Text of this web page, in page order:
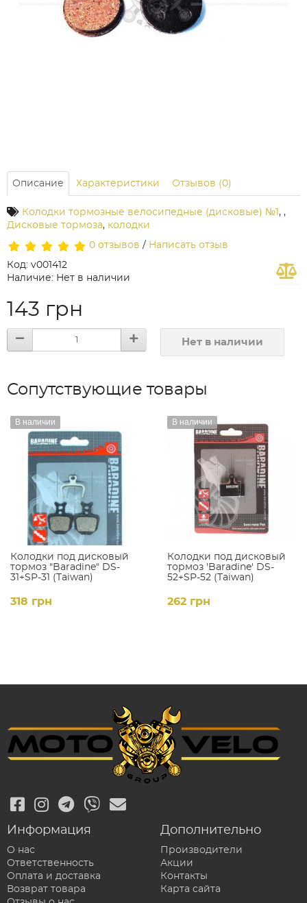
Описание Характеристики Отзывов (0)
Колодки тормозные велосипедные (дисковые) №1, ,
Дисковые тормоза, колодки
0 отзывов / Написать отзыв
Код: v001412
Наличие: Нет в наличии
143 грн
Нет в наличии
Сопутствующие товары
Колодки под дисковый
тормоз "Baradine" DS-
31+SP-31 (Taiwan)
В наличии
318 грн
Колодки под дисковый
тормоз 'Baradine' DS-
52+SP-52 (Taiwan)
В наличии
262 грн
Информация
О нас
Ответственность
Оплата и доставка
Возврат товара
Дополнительно
Производители
Акции
Контакты
Карта сайта